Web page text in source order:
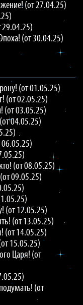
(от 27.04.25)
29.04.25)
(от 30.04.25)
(от 01.05.25)
(от 02.05.25)
(от 03.05.25)
04.05.25)
06.05.25)
(от 08.05.25)
09.05.25)
(от 12.05.25)
(от 13.05.25)
(от 14.05.25)
15.05.25)
Царя! (от
(от